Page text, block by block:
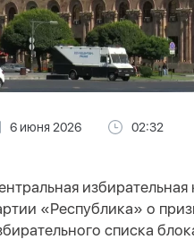
6 июня 2026 02:32
«Республика» о
списка